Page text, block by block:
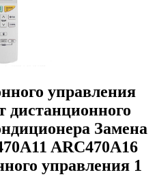
управления
дистанционного
Замена
ARC470A16
управления 1